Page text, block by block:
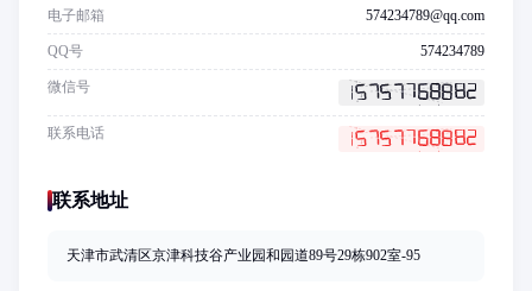
电子邮箱 574234789@qq.com
QQ号 574234789
微信号
联系电话
联系地址
天津市武清区京津科技谷产业园和园道89号29栋902室-95